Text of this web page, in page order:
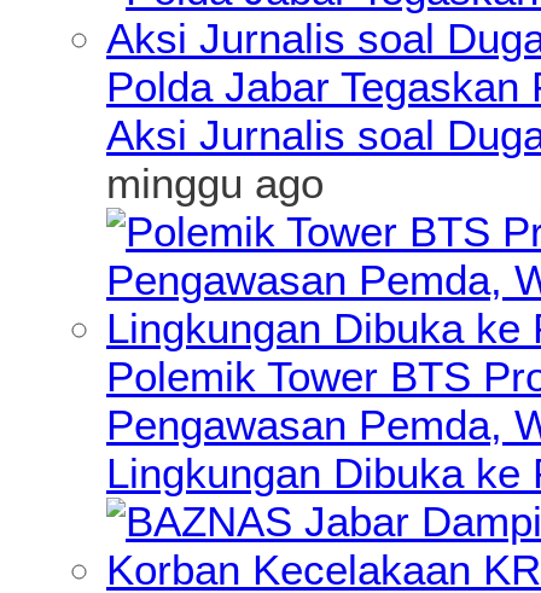
Polda Jabar
Aksi Jurnalis soal
minggu ago
Polemik Tower BTS
Pengawasan Pemda,
Lingkungan Dibuka ke